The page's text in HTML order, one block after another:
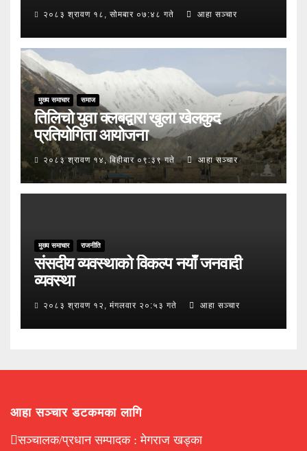
२०८३ श्रावण १८, सोमबार ०७:४८ गते आहा सञ्चार
मुख्य समाचार समाज
तिलिचो युवा क्लबद्वारा खुला खेलकुद
प्रतियोगिता आयोजना
२०८३ श्रावण १४, बिहीबार ०९:३९ गते आहा सञ्चार
मुख्य समाचार राजनीति
संसदीय व्यवस्थाको विकल्प नयाँ जनवादी
व्यवस्था
२०८३ श्रावण १२, मंगलवार २०:५३ गते आहा सञ्चार
आहा सञ्चार डटकमका लागि
सञ्चालक/प्रधान सम्पादक : मेगराज खड्का